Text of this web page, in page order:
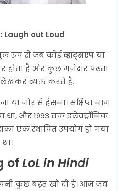
: Laugh out Loud
रूप से जब कोईव्हाट्सएपया
होता है और कुछ मज़ेदार पढ़ता
व्यक्त करते हैं.
या जोर से हंसना। संक्षिप्त नाम
और 1993 तक इलेक्ट्रॉनिक
एक स्थापित उपयोग हो गया
था।
of LoL in Hindi
कुछ बढ़त खो दी है। आज जब